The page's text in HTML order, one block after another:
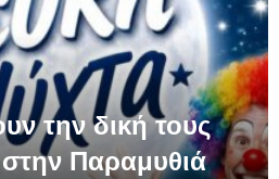
την δική τους
Παραμυθιά